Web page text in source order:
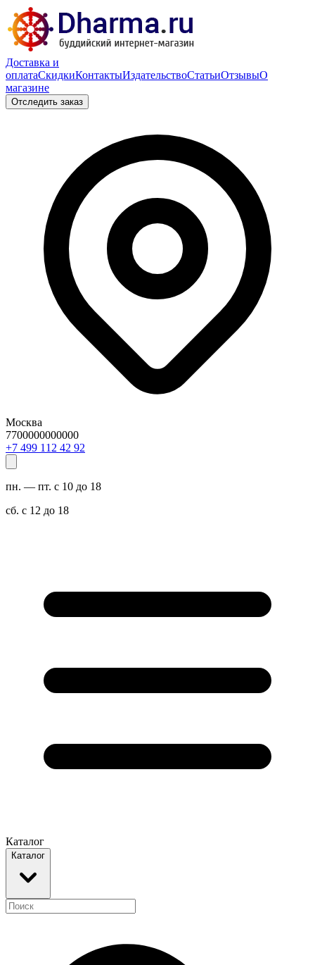
Доставка и
оплатаСкидкиКонтактыИздательствоСтатьиОтзывыО
магазине
Отследить заказ
Москва
7700000000000
29 24 211 994 7+
пн. — пт. с 10 до 18
сб. с 12 до 18
Каталог
Каталог